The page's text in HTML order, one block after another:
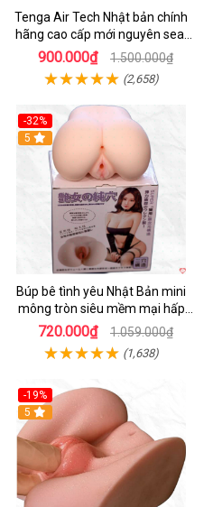
Tenga Air Tech Nhật bản chính
hãng cao cấp mới nguyên seal
giá tốt
900.000₫ 1.500.000₫
(2,658)
-32%
Hot
5
Búp bê tình yêu Nhật Bản mini
mông tròn siêu mềm mại hấp
dẫn
720.000₫ 1.059.000₫
(1,638)
-19%
Hot
5